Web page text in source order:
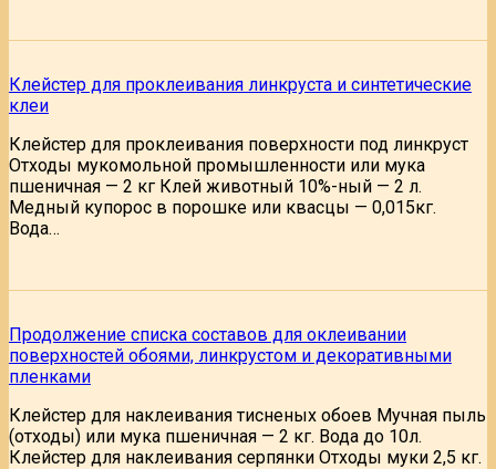
Клейстер для проклеивания линкруста и синтетические
клеи
Клейстер для проклеивания поверхности под линкруст
Отходы мукомольной промышленности или мука
пшеничная — 2 кг Клей животный 10%-ный — 2 л.
Медный купорос в порошке или квасцы — 0,015кг.
Вода…
Продолжение списка составов для оклеивании
поверхностей обоями, линкрустом и декоративными
пленками
Клейстер для наклеивания тисненых обоев Мучная пыль
(отходы) или мука пшеничная — 2 кг. Вода до 10л.
Клейстер для наклеивания серпянки Отходы муки 2,5 кг.